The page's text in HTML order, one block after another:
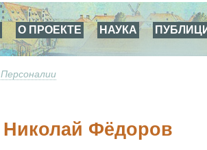
О ПРОЕКТЕ НАУКА
Персоналии
Николай Фёдоров